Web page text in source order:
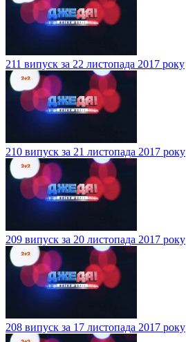
211 випуск за 22 листопада 2017 року
210 випуск за 21 листопада 2017 року
209 випуск за 20 листопада 2017 року
208 випуск за 17 листопада 2017 року